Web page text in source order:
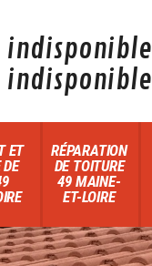
indisponible
indisponible
ET
RÉPARATION
DE TOITURE
49 MAINE-
ET-LOIRE